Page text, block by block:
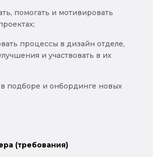
помогать и мотивировать
процессы в дизайн отделе,
и участвовать в их
в подборе и онбординге новых
(требования)